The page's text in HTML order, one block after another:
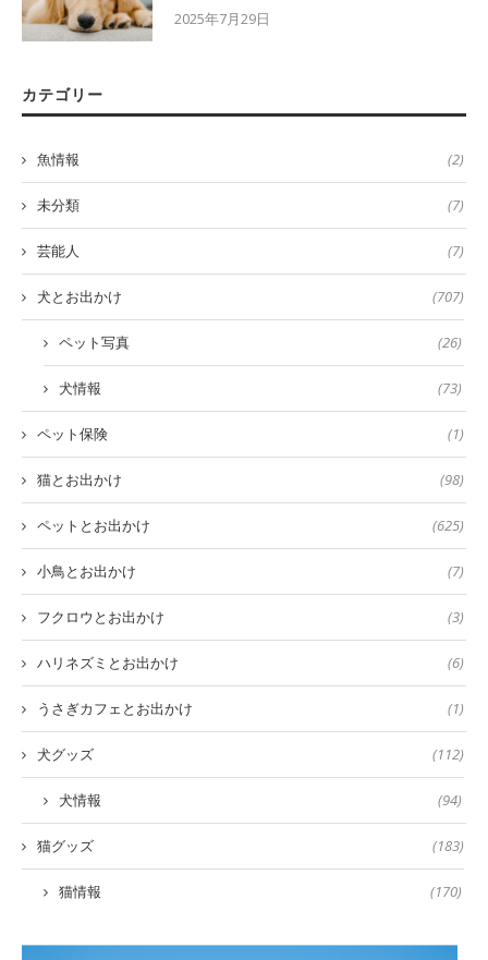
2025年7月29日
カテゴリー
魚情報 (2)
未分類 (7)
芸能人 (7)
犬とお出かけ (707)
ペット写真 (26)
犬情報 (73)
ペット保険 (1)
猫とお出かけ (98)
ペットとお出かけ (625)
小鳥とお出かけ (7)
フクロウとお出かけ (3)
ハリネズミとお出かけ (6)
うさぎカフェとお出かけ (1)
犬グッズ (112)
犬情報 (94)
猫グッズ (183)
猫情報 (170)